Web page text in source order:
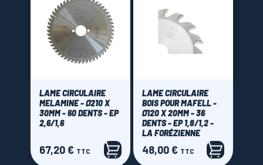
LAME CIRCULAIRE
MELAMINE - Ø210 X
30MM - 60 DENTS - EP
2,6/1,6
Prix
67,20 € TTC
LAME CIRCULAIRE
BOIS POUR MAFELL -
Ø120 X 20MM - 36
DENTS - EP 1,8/1,2 -
LA FORÉZIENNE
Prix
48,00 € TTC